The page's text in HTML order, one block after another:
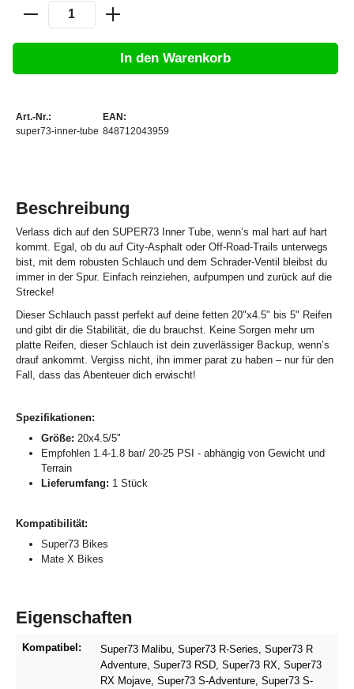
In den Warenkorb
Art.-Nr.:
super73-inner-tube
EAN:
848712043959
Beschreibung
Verlass dich auf den SUPER73 Inner Tube, wenn’s mal hart auf hart
kommt. Egal, ob du auf City-Asphalt oder Off-Road-Trails unterwegs
bist, mit dem robusten Schlauch und dem Schrader-Ventil bleibst du
immer in der Spur. Einfach reinziehen, aufpumpen und zurück auf die
Strecke!
Dieser Schlauch passt perfekt auf deine fetten 20"x4.5" bis 5" Reifen
und gibt dir die Stabilität, die du brauchst. Keine Sorgen mehr um
platte Reifen, dieser Schlauch ist dein zuverlässiger Backup, wenn’s
drauf ankommt. Vergiss nicht, ihn immer parat zu haben – nur für den
Fall, dass das Abenteuer dich erwischt!
Spezifikationen:
Größe: 20x4.5/5"
Empfohlen 1.4-1.8 bar/ 20-25 PSI - abhängig von Gewicht und
Terrain
Lieferumfang: 1 Stück
Kompatibilität:
Super73 Bikes
Mate X Bikes
Eigenschaften
Kompatibel: Super73 Malibu , Super73 R-Series , Super73 R
Adventure , Super73 RSD , Super73 RX , Super73
RX Mojave , Super73 S-Adventure , Super73 S-